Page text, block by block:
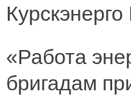
«Работа
бригадам